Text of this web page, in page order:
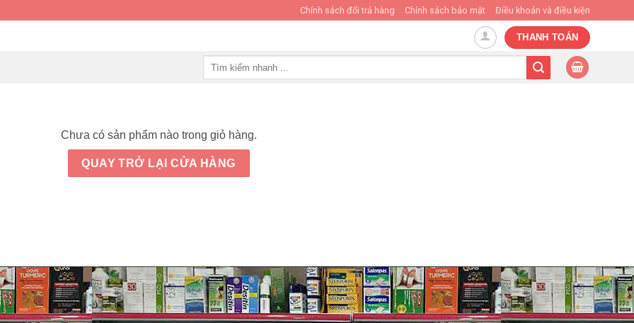
Chính sách đổi trả hàng Chính sách bảo mật Điều khoản và điều kiện
THANH TOÁN
Chưa có sản phẩm nào trong giỏ hàng.
QUAY TRỞ LẠI CỬA HÀNG